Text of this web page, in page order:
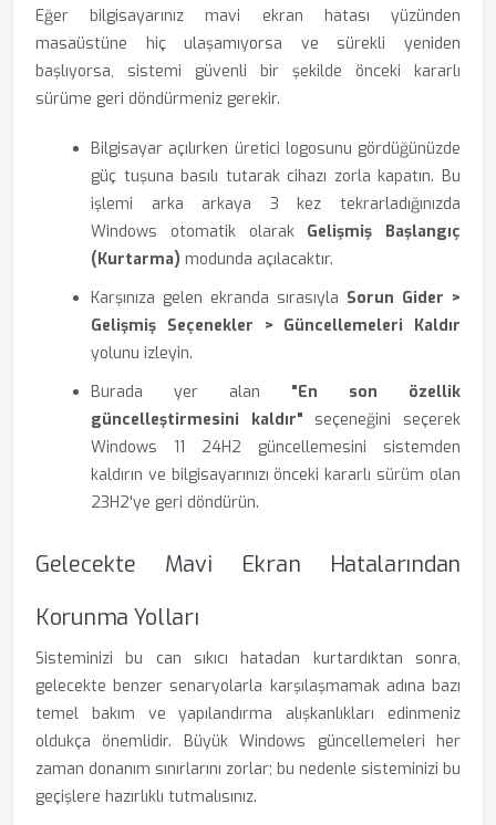
Eğer bilgisayarınız mavi ekran hatası yüzünden
masaüstüne hiç ulaşamıyorsa ve sürekli yeniden
başlıyorsa, sistemi güvenli bir şekilde önceki kararlı
sürüme geri döndürmeniz gerekir.
Bilgisayar açılırken üretici logosunu gördüğünüzde
güç tuşuna basılı tutarak cihazı zorla kapatın. Bu
işlemi arka arkaya 3 kez tekrarladığınızda
Windows otomatik olarak Gelişmiş Başlangıç
(Kurtarma) modunda açılacaktır.
Karşınıza gelen ekranda sırasıyla Sorun Gider >
Gelişmiş Seçenekler > Güncellemeleri Kaldır
yolunu izleyin.
Burada yer alan "En son özellik
güncelleştirmesini kaldır" seçeneğini seçerek
Windows 11 24H2 güncellemesini sistemden
kaldırın ve bilgisayarınızı önceki kararlı sürüm olan
23H2'ye geri döndürün.
Gelecekte Mavi Ekran Hatalarından
Korunma Yolları
Sisteminizi bu can sıkıcı hatadan kurtardıktan sonra,
gelecekte benzer senaryolarla karşılaşmamak adına bazı
temel bakım ve yapılandırma alışkanlıkları edinmeniz
oldukça önemlidir. Büyük Windows güncellemeleri her
zaman donanım sınırlarını zorlar; bu nedenle sisteminizi bu
geçişlere hazırlıklı tutmalısınız.